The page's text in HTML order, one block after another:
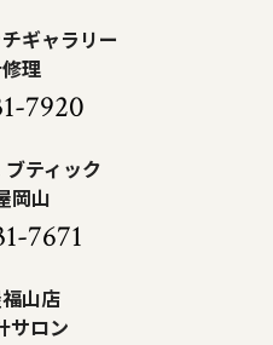
ギャラリー
理
7920
ティック
岡山
7671
山店
サロン